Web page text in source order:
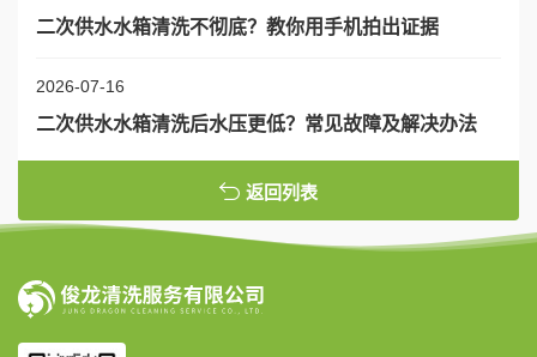
二次供水水箱清洗不彻底？教你用手机拍出证据
2026-07-16
二次供水水箱清洗后水压更低？常见故障及解决办法
返回列表